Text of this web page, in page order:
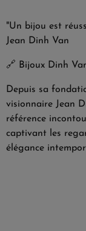
"Un bijou est
Jean Dinh Van
🔗 Bijoux Dinh
Depuis sa
visionnaire Jean
référence
captivant les
élégance